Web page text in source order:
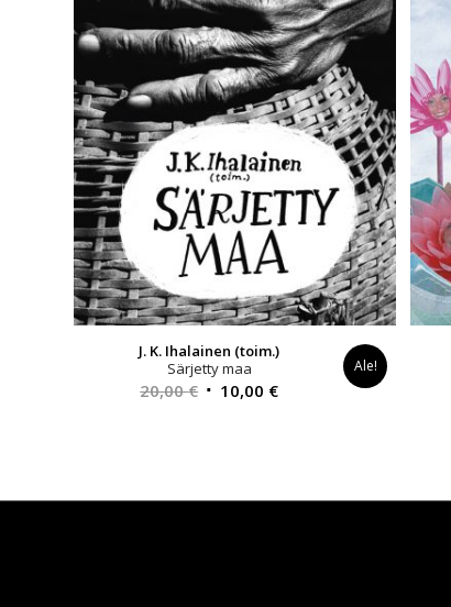
J. K. Ihalainen (toim.)
Särjetty maa
20,00€ Alkuperäinen
10,00 €Nykyinen
Ale!